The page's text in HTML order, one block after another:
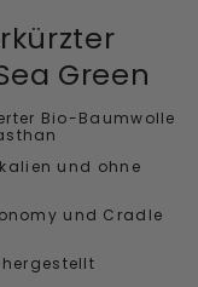
Green
Bio-Baumwolle
und ohne
und Cradle